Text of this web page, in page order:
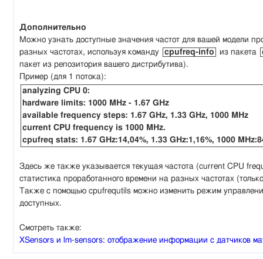
Дополнительно
Можно узнать доступные значения частот для вашей модели
разных частотах, используя команду
cpufreq-info из пакета
пакет из репозитория вашего дистрибутива).
Пример (для 1 потока):
analyzing CPU 0:
hardware limits: 1000 MHz - 1.67 GHz
available frequency steps: 1.67 GHz, 1.33 GHz, 1000 MHz
current CPU frequency is 1000 MHz.
cpufreq stats: 1.67 GHz:14,04%, 1.33 GHz:1,16%, 1000
Здесь же также указывается текущая частота (current CPU
статистика проработанного времени на разных частотах
Также с помощью cpufrequtils можно изменить режим
доступных.
Смотреть также:
XSensors и lm-sensors: отображение информации с датчиков